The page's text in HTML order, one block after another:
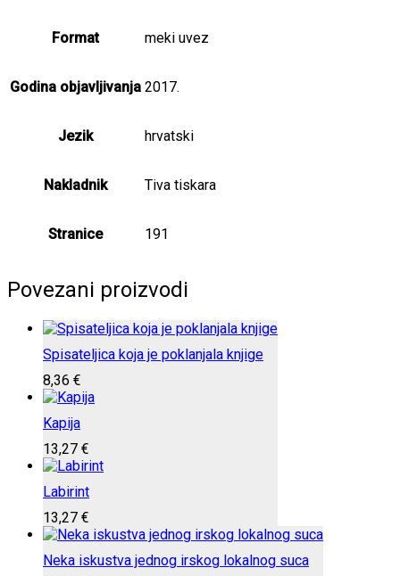
Format meki uvez
Godina objavljivanja 2017.
Jezik hrvatski
Nakladnik Tiva tiskara
Stranice 191
Povezani proizvodi
Spisateljica koja je poklanjala knjige
8,36 €
Kapija
13,27 €
Labirint
13,27 €
Neka iskustva jednog irskog lokalnog suca